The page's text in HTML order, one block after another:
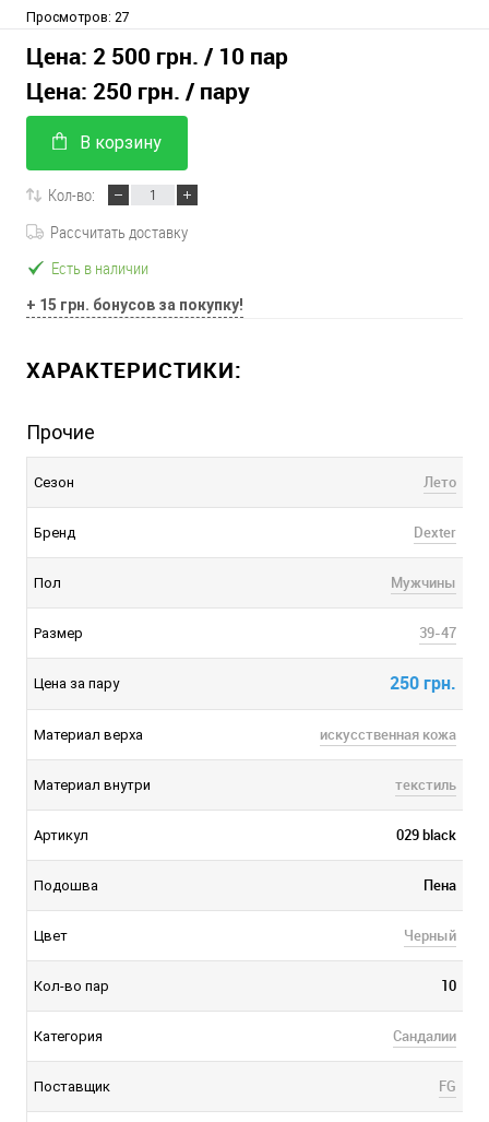
Просмотров: 27
Цена: 2 500 грн. / 10 пар
Цена: 250 грн. / пару
В корзину
Кол-во:
Рассчитать доставку
Есть в наличии
+ 15 грн. бонусов за покупку!
ХАРАКТЕРИСТИКИ:
Прочие
Сезон Лето
Бренд Dexter
Пол Мужчины
Размер 39-47
Цена за пару 250 грн.
Материал верха искусственная кожа
Материал внутри текстиль
Артикул 029 black
Подошва Пена
Цвет Черный
Кол-во пар 10
Категория Сандалии
Поставщик FG